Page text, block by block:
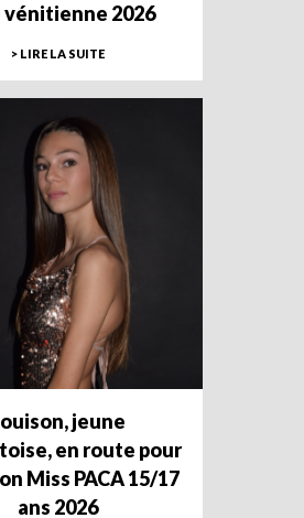
2026
> LIRE LA SUITE
jeune
en route pour
Miss PACA 15/17
ans 2026